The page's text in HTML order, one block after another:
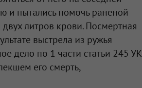
и пытались помочь раненой
литров крови. Посмертная
выстрела из ружья
дело по 1 части статьи 245 УК
его смерть,